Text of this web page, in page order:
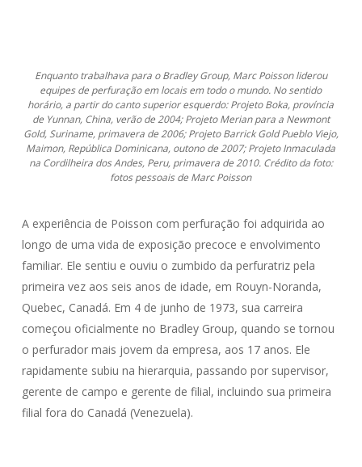
Enquanto trabalhava para o Bradley Group, Marc Poisson liderou
equipes de perfuração em locais em todo o mundo. No sentido
horário, a partir do canto superior esquerdo: Projeto Boka, província
de Yunnan, China, verão de 2004; Projeto Merian para a Newmont
Gold, Suriname, primavera de 2006; Projeto Barrick Gold Pueblo Viejo,
Maimon, República Dominicana, outono de 2007; Projeto Inmaculada
na Cordilheira dos Andes, Peru, primavera de 2010. Crédito da foto:
fotos pessoais de Marc Poisson
A experiência de Poisson com perfuração foi adquirida ao
longo de uma vida de exposição precoce e envolvimento
familiar. Ele sentiu e ouviu o zumbido da perfuratriz pela
primeira vez aos seis anos de idade, em Rouyn-Noranda,
Quebec, Canadá. Em 4 de junho de 1973, sua carreira
começou oficialmente no Bradley Group, quando se tornou
o perfurador mais jovem da empresa, aos 17 anos. Ele
rapidamente subiu na hierarquia, passando por supervisor,
gerente de campo e gerente de filial, incluindo sua primeira
filial fora do Canadá (Venezuela).